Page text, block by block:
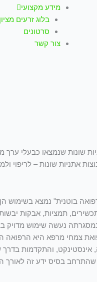
מידע מקצועי
בלוג זרעים מציון
סרטונים
צור קשר
שונות שנמצאו כבעלי ערך
אתניות שונות – לריפוי
בוטנית" נמצא בשימוש
תמציות, אבקות
נעשה שימוש מדויק
צמחי מרפא היא הרפואה
והתקדמות בדרך
בסיס ידע זה לאורך